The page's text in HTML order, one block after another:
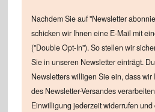
Nachdem Sie auf "Newsletter
schicken wir Ihnen eine E-Mail mit
("Double Opt-In"). So stellen wir
Sie in unseren Newsletter einträgt.
Newsletters willigen Sie ein, dass
des Newsletter-Versandes
Einwilligung jederzeit widerrufen